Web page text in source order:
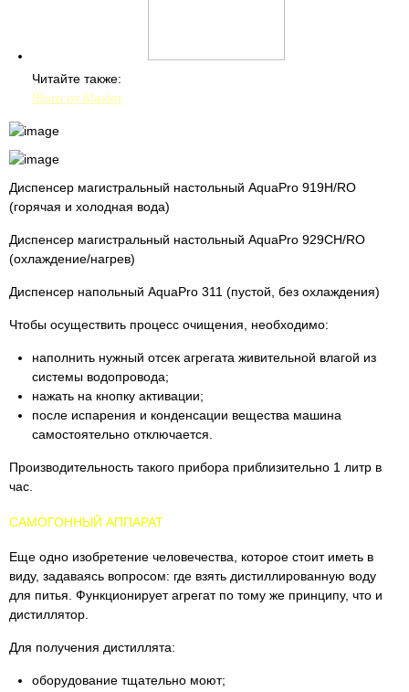
Читайте также:
IBurn от Maxler
Диспенсер магистральный настольный AquaPro 919H/RO
(горячая и холодная вода)
Диспенсер магистральный настольный AquaPro 929CH/RO
(охлаждение/нагрев)
Диспенсер напольный AquaPro 311 (пустой, без охлаждения)
Чтобы осуществить процесс очищения, необходимо:
наполнить нужный отсек агрегата живительной влагой из
системы водопровода;
нажать на кнопку активации;
после испарения и конденсации вещества машина
самостоятельно отключается.
Производительность такого прибора приблизительно 1 литр в
час.
САМОГОННЫЙ АППАРАТ
Еще одно изобретение человечества, которое стоит иметь в
виду, задаваясь вопросом: где взять дистиллированную воду
для питья. Функционирует агрегат по тому же принципу, что и
дистиллятор.
Для получения дистиллята:
оборудование тщательно моют;